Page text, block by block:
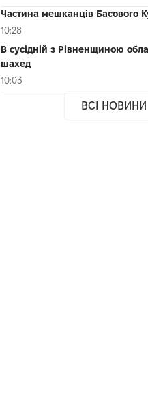
Частина мешканців Басового
10:28
В сусідній з Рівненщиною
шахед
10:03
ВСІ НОВИНИ